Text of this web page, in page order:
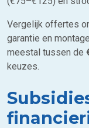
Vergelijk offertes
garantie en
meestal tussen de
keuzes.